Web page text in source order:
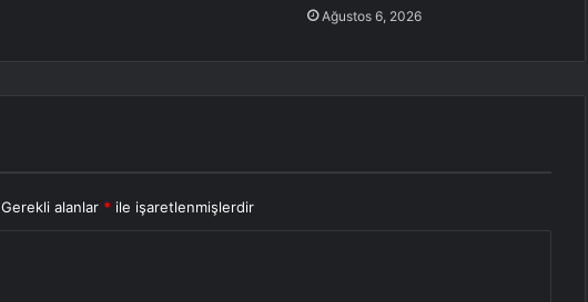
Ağustos 6, 2026
Gerekli alanlar * ile işaretlenmişlerdir